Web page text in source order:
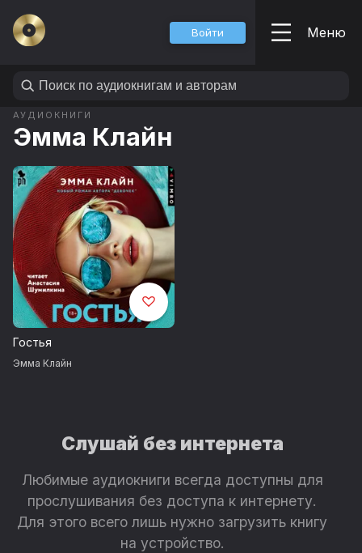
Войти Меню
АУДИОКНИГИ
Эмма Клайн
Гостья
Эмма Клайн
Слушай без интернета
Любимые аудиокниги всегда доступны для
прослушивания без доступа к интернету.
Для этого всего лишь нужно загрузить книгу
на устройство.